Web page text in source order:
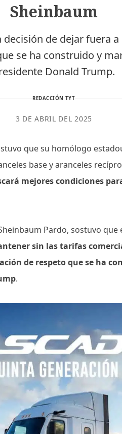
Sheinbaum
de dejar fuera
se ha construido y
Donald Trump.
REDACCIÓN TYT
3 DE ABRIL DEL 2025
que su homólogo
base y aranceles
mejores condiciones
Pardo, sostuvo que
sin las tarifas
de respeto que se ha
.